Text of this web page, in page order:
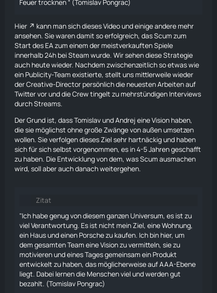
Feuer trocknen “ (Tomislav Pongrac)
Hier
kann man sich dieses Video und einige andere mehr
ansehen. Sie waren damit so erfolgreich, das Scum zum
Start des EA zum einem der meistverkauften Spiele
innerhalb 24h bei Steam wurde. Wir sehen diese Strategie
auch heute wieder. Nachdem zwischenzeitlich so etwas wie
ein Publicity-Team existierte, stellt uns mittlerweile wieder
der Creative-Director persönlich die neuesten Arbeiten auf
Twitter vor und die Crew tingelt zu mehrstündigen Interviews
durch Streams.
Der Grund ist, dass Tomislav und Andrej eine Vision haben,
die sie möglichst ohne große Zwänge von außen umsetzen
wollen. Sie verfolgen dieses Ziel sehr hartnäckig und haben
sich für sich selbst vorgenommen, es in 4-5 Jahren geschafft
zu haben. Die Entwicklung von dem, was Scum ausmachen
wird, soll aber auch danach weitergehen.
Zitat
"Ich habe genug von diesem ganzen Universum, es ist zu
viel Verantwortung. Es ist nicht mein Ziel, eine Wohnung,
ein Haus und einen Porsche zu kaufen. Ich bin hier, um
dem gesamten Team eine Vision zu vermitteln, sie zu
motivieren und eines Tages gemeinsam ein Produkt
entwickelt zu haben, das möglicherweise auf AAA-Ebene
liegt. Dabei lernen die Menschen viel und werden gut
bezahlt. (Tomislav Pongrac)